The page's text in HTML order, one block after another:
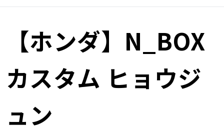
クルマを探す
クルマを売る
お店を探す
【ホンダ】N_BOX
カスタム ヒョウジ
ュン